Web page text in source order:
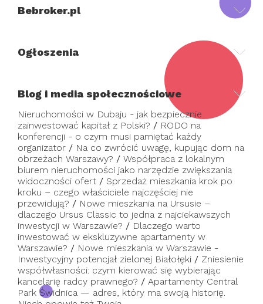
Bebroker.pl
Ogłoszenia
Blog i media społecznościowe
Nieruchomości w Dubaju - jak bezpiecznie
zainwestować kapitał z Polski? / RODO na
konferencji - o czym musi pamiętać każdy
organizator / Na co zwrócić uwagę, kupując dom na
obrzeżach Warszawy? / Współpraca z lokalnym
biurem nieruchomości jako narzędzie zwiększania
widoczności ofert / Sprzedaż mieszkania krok po
kroku – czego właściciele najczęściej nie
przewidują? / Nowe mieszkania na Ursusie –
dlaczego Ursus Classic to jedna z najciekawszych
inwestycji w Warszawie? / Dlaczego warto
inwestować w ekskluzywne apartamenty w
Warszawie? / Nowe mieszkania w Warszawie -
Inwestycyjny potencjał zielonej Białołęki / Zniesienie
współwłasności: czym kierować się wybierając
kancelarię radcy prawnego? / Apartamenty Central
Park Świdnica — adres, który ma swoją historię.